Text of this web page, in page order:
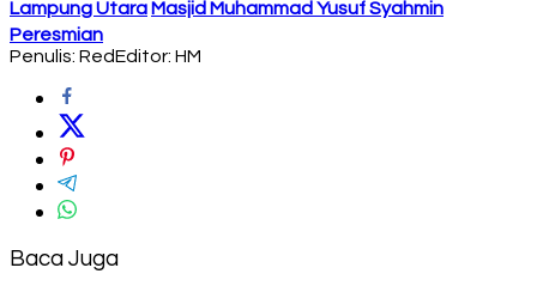
Lampung Utara Masjid Muhammad Yusuf Syahmin
Peresmian
Penulis: RedEditor: HM
Baca Juga